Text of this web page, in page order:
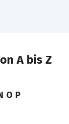
A bis Z
O P